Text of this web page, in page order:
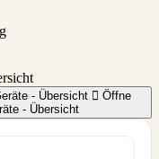
- Übersicht
Öffne
- Übersicht